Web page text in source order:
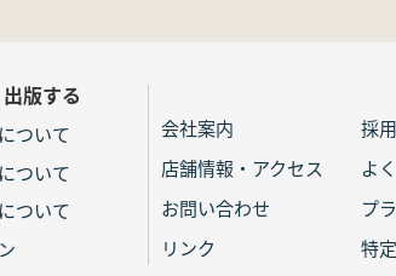
版する
ついて
ついて
ついて
会社案内
採
店舗情報・アクセス
よ
お問い合わせ
プ
リンク
特